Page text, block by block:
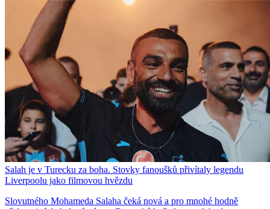
Salah je v Turecku za boha. Stovky fanoušků přivítaly legendu
Liverpoolu jako filmovou hvězdu
Slovutného Mohameda Salaha čeká nová a pro mnohé hodně